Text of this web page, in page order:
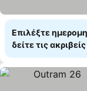
Επιλέξτε
δείτε τις